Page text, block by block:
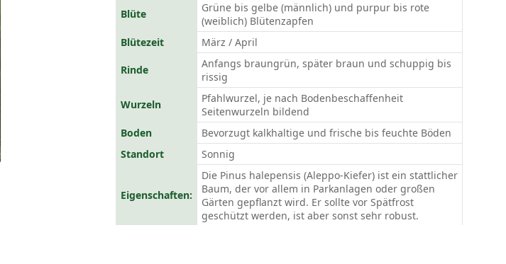
Blüte
Grüne bis gelbe (männlich) und purpur bis rote
(weiblich) Blütenzapfen
Blütezeit
März / April
Rinde
Anfangs braungrün, später braun und schuppig bis
rissig
Wurzeln
Pfahlwurzel, je nach Bodenbeschaffenheit
Seitenwurzeln bildend
Boden
Bevorzugt kalkhaltige und frische bis feuchte Böden
Standort
Sonnig
Eigenschaften:
Die Pinus halepensis (Aleppo-Kiefer) ist ein stattlicher
Baum, der vor allem in Parkanlagen oder großen
Gärten gepflanzt wird. Er sollte vor Spätfrost
geschützt werden, ist aber sonst sehr robust.